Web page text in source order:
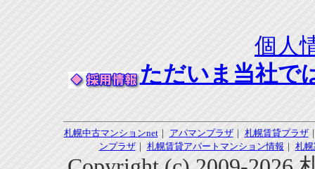
個人
ただいま当社で
札幌中古マンションnet｜ アパマンプラザ｜ 札幌賃貸プラザ
ンプラザ｜ 札幌賃貸アパートマンション情報 ｜ 札